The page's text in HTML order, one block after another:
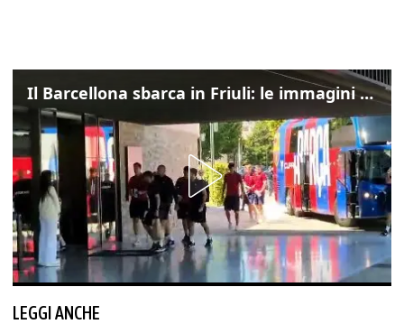
Il Barcellona sbarca in Friuli: le immagini dell'arrivo in albergo
LEGGI ANCHE